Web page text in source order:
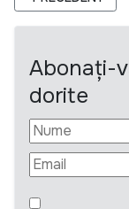
Abonați-
dorite